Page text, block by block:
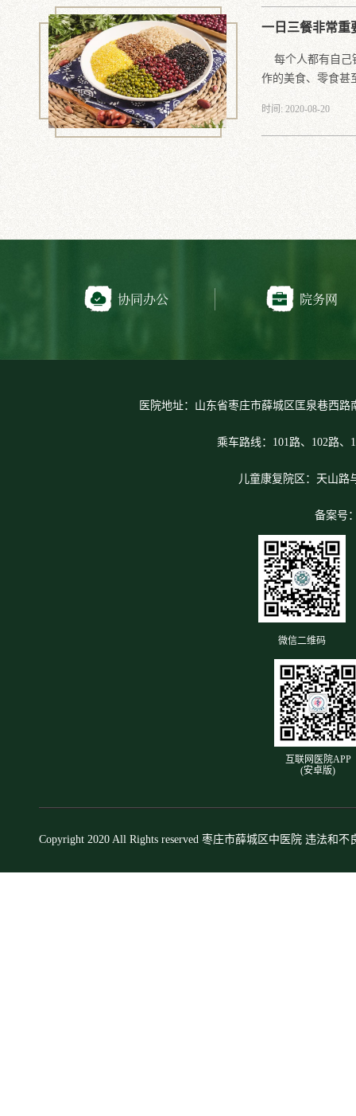
一日三餐非常重
每个人都有自己
作的美食、零食甚
时间: 2020-08-20
协同办公 院务网
医院地址：山东省枣庄市薛城区匡泉巷西路
乘车路线：101路、102路、
儿童康复院区：天山路
备案号
微信二维码
互联网医院APP
(安卓版)
Copyright 2020 All Rights reserved 枣庄市薛城区中医院 违法和